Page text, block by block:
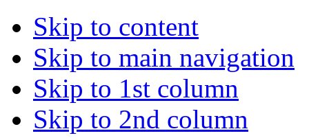
Skip to content
Skip to main navigation
Skip to 1st column
Skip to 2nd column